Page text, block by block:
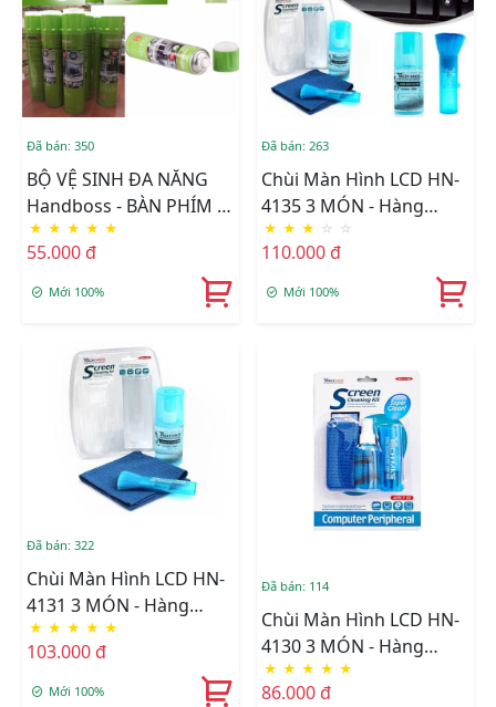
Đã bán: 350
BỘ VỆ SINH ĐA NĂNG
Handboss - BÀN PHÍM -
TIVI -KIẾNG -XE HƠI
★ ★ ★ ★ ★
55.000 đ
Mới 100%
Đã bán: 263
Chùi Màn Hình LCD HN-
4135 3 MÓN - Hàng
Nhập Khẩu
★ ★ ★ ☆ ☆
110.000 đ
Mới 100%
Đã bán: 322
Chùi Màn Hình LCD HN-
4131 3 MÓN - Hàng
Nhập Khẩu
★ ★ ★ ★ ★
103.000 đ
Mới 100%
Đã bán: 114
Chùi Màn Hình LCD HN-
4130 3 MÓN - Hàng
Nhập Khẩu
★ ★ ★ ★ ★
86.000 đ